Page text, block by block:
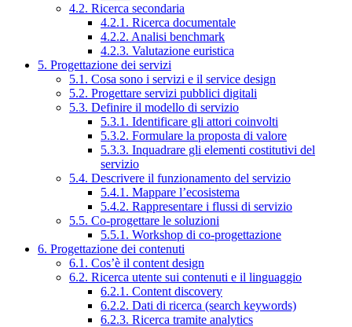
4.2. Ricerca secondaria
4.2.1. Ricerca documentale
4.2.2. Analisi benchmark
4.2.3. Valutazione euristica
5. Progettazione dei servizi
5.1. Cosa sono i servizi e il service design
5.2. Progettare servizi pubblici digitali
5.3. Definire il modello di servizio
5.3.1. Identificare gli attori coinvolti
5.3.2. Formulare la proposta di valore
5.3.3. Inquadrare gli elementi costitutivi del
servizio
5.4. Descrivere il funzionamento del servizio
5.4.1. Mappare l’ecosistema
5.4.2. Rappresentare i flussi di servizio
5.5. Co-progettare le soluzioni
5.5.1. Workshop di co-progettazione
6. Progettazione dei contenuti
6.1. Cos’è il content design
6.2. Ricerca utente sui contenuti e il linguaggio
6.2.1. Content discovery
6.2.2. Dati di ricerca (search keywords)
6.2.3. Ricerca tramite analytics